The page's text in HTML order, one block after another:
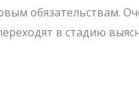
обязательствам.
в стадию